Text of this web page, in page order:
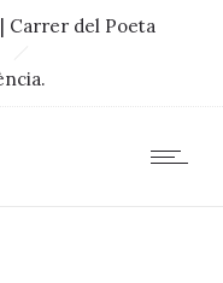
| Carrer del Poeta